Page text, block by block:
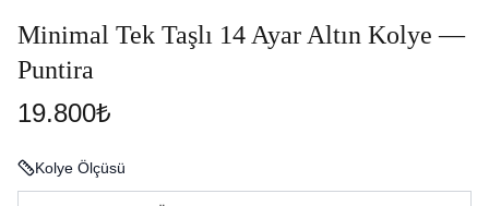
Minimal Tek Taşlı 14 Ayar Altın Kolye —
Puntira
19.800₺
Kolye Ölçüsü